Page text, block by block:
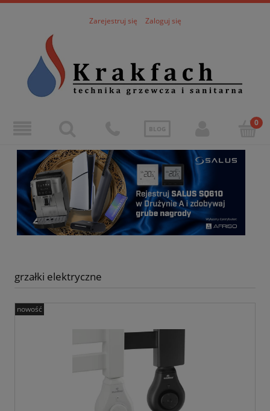
Zarejestruj się Zaloguj się
BLOG
grzałki elektryczne
nowość